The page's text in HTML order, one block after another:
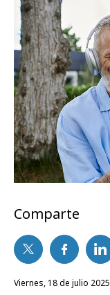
Comparte
viernes, 18 de julio 2025